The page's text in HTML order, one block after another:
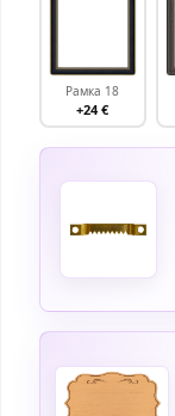
Рамка 18
+24 €